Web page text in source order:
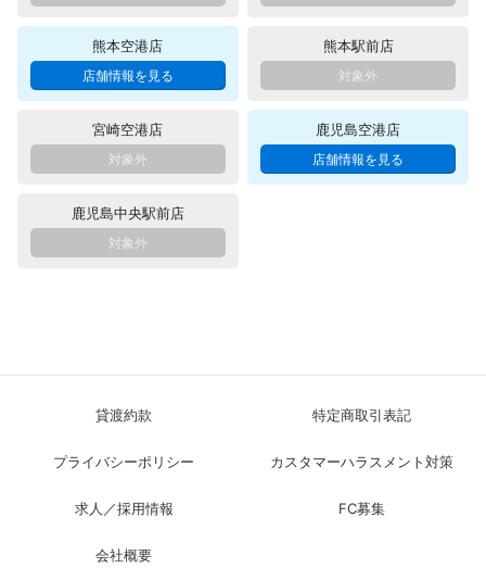
熊本空港店 熊本駅前店
宮崎空港店 鹿児島空港店
鹿児島中央駅前店
貸渡約款 特定商取引表記
プライバシーポリシー カスタマーハラスメント対策
求人／採用情報 FC募集
会社概要